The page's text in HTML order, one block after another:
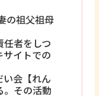
の祖父祖母
者をしつ
サイトでの
会【れん
。その活動